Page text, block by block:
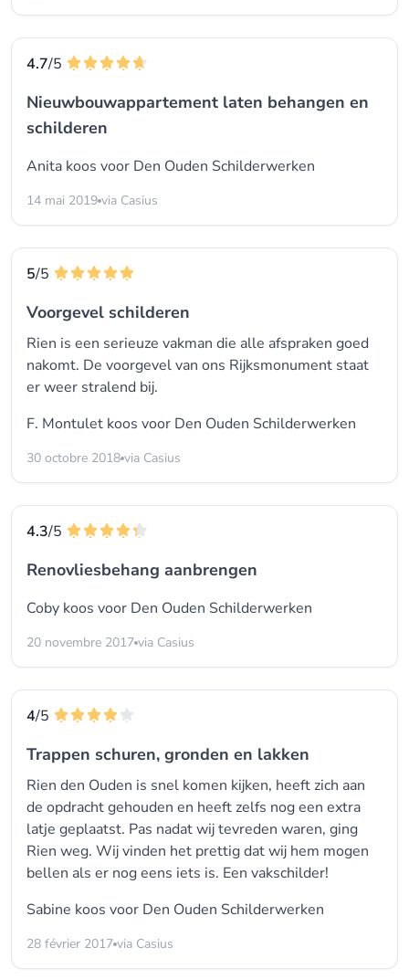
4.7/5
Nieuwbouwappartement laten behangen en
schilderen
Anita koos voor Den Ouden Schilderwerken
14 mai 2019 via Casius
5/5
Voorgevel schilderen
Rien is een serieuze vakman die alle afspraken goed
nakomt. De voorgevel van ons Rijksmonument staat
er weer stralend bij.
F. Montulet koos voor Den Ouden Schilderwerken
30 octobre 2018 via Casius
4.3/5
Renovliesbehang aanbrengen
Coby koos voor Den Ouden Schilderwerken
20 novembre 2017 via Casius
4/5
Trappen schuren, gronden en lakken
Rien den Ouden is snel komen kijken, heeft zich aan
de opdracht gehouden en heeft zelfs nog een extra
latje geplaatst. Pas nadat wij tevreden waren, ging
Rien weg. Wij vinden het prettig dat wij hem mogen
bellen als er nog eens iets is. Een vakschilder!
Sabine koos voor Den Ouden Schilderwerken
28 février 2017 via Casius